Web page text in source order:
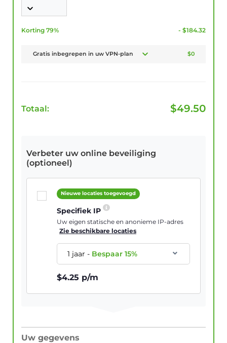
Korting 79% - $184.32
Gratis inbegrepen in uw VPN-plan $0
Totaal: $49.50
Verbeter uw online beveiliging
(optioneel)
Nieuwe locaties toegevoegd
Specifiek IP
Uw eigen statische en anonieme IP-adres
Zie beschikbare locaties
1 jaar- Bespaar15%
$4.25 p/m
Uw gegevens